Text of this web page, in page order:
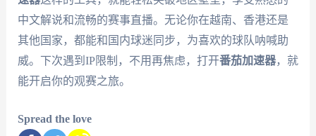
中文解说和流畅的赛事直播。无论你在越南、香港还是
其他国家，都能和国内球迷同步，为喜欢的球队呐喊助
威。下次遇到IP限制，不用再焦虑，打开番茄加速器，就
能开启你的观赛之旅。
Spread the love